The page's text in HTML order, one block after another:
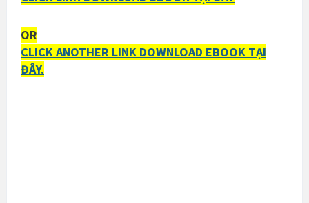
OR
CLICK ANOTHER LINK DOWNLOAD EBOOK TẠI
ĐÂY.